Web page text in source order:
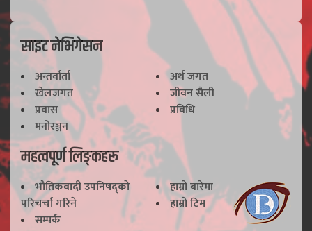
साइट नेभिगेसन
अन्तर्वार्ता
अर्थ जगत
खेलजगत
जीवन सैली
प्रवास
प्रविधि
मनोरञ्जन
महत्वपूर्ण लिङ्कहरू
भाैतिकवादी उपनिषद्काे
परिचर्चा गरिने
हाम्राे बारेमा
हाम्राे टिम
सम्पर्क